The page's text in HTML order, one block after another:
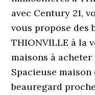
avec Century 21,
vous propose des
THIONVILLE à la
maisons à
Spacieuse
beauregard